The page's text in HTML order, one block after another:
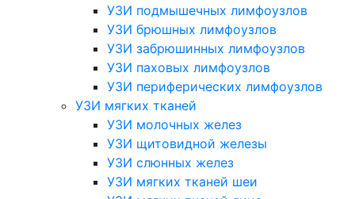
УЗИ подмышечных лимфоузлов
УЗИ брюшных лимфоузлов
УЗИ забрюшинных лимфоузлов
УЗИ паховых лимфоузлов
УЗИ периферических лимфоузлов
УЗИ мягких тканей
УЗИ молочных желез
УЗИ щитовидной железы
УЗИ слюнных желез
УЗИ мягких тканей шеи